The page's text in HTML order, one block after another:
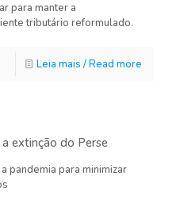
para manter a
tributário reformulado.
Leia mais / Read more
extinção do Perse
pandemia para minimizar